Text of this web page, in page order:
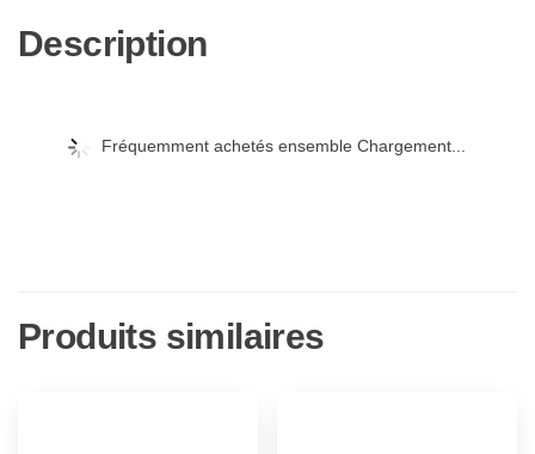
Description
Fréquemment achetés ensemble Chargement...
Produits similaires